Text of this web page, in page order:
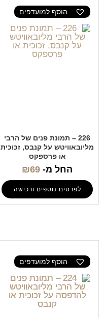
הוסף למועדפים
226 – תמונת פנים של הרבי
מליובאוויטש על קנבס, זכוכית
או פרספקס
החל מ- ₪69
לפרטים נוספים ורכישה
הוסף למועדפים